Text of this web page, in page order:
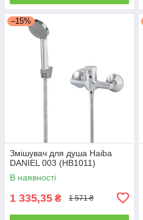
–15%
Змішувач для душа Haiba
DANIEL 003 (HB1011)
В наявності
1 335,35 ₴ 1 571 ₴